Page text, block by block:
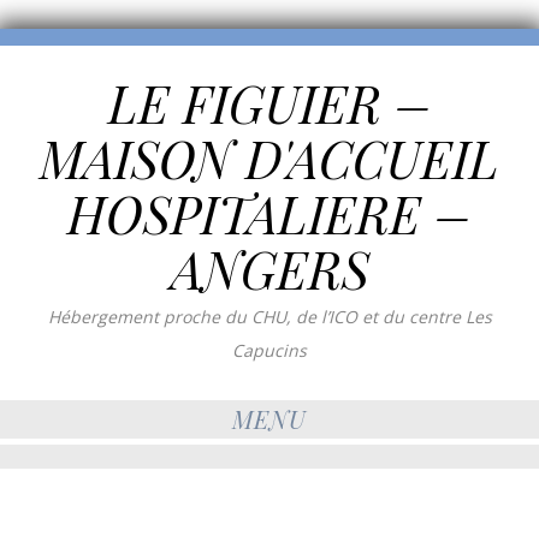
LE FIGUIER –
MAISON D'ACCUEIL
HOSPITALIERE –
ANGERS
Hébergement proche du CHU, de l’ICO et du centre Les
Capucins
MENU